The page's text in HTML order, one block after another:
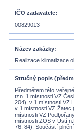
IČO zadavatele
00829013
Název zakázky
Realizace klimatizace
Stručný popis
Předmětem této
tzn. 1 místnosti VZ
204), v 1 místnosti VZ
v 1 místnosti VZ Žatec
místnosti VZ
místnosti ZOS v Ústí
76, 84). Součástí